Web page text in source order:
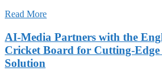
Read More
AI-Media Partners with the
Cricket Board for Cutting-
Solution